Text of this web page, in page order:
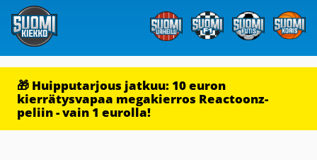
🎁 Huipputarjous jatkuu: 10 euron
kierrätysvapaa megakierros Reactoonz-
peliin - vain 1 eurolla!